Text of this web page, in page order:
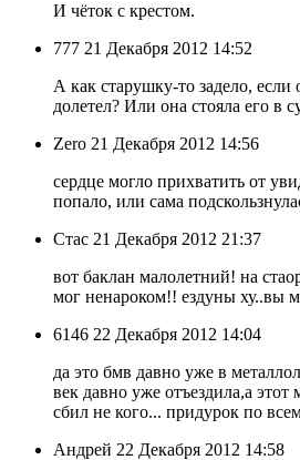
И чёток с крестом.
777 21 Декабря 2012 14:52
А как старушку-то задело, если
долетел? Или она стояла его в
Zero 21 Декабря 2012 14:56
сердце могло прихватить от
попало, или сама
Стас 21 Декабря 2012 21:37
вот баклан малолетний! на
мог ненароком!! ездуны ху..вы
6146 22 Декабря 2012 14:04
да это бмв давно уже в
век давно уже отъездила,а этот
сбил не кого... придурок по
Андрей 22 Декабря 2012 14:58